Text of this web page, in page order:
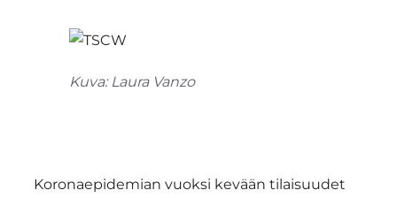
Kuva: Laura Vanzo
Koronaepidemian vuoksi kevään tilaisuudet